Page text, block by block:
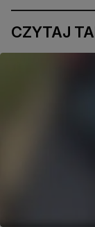
CZYTAJ